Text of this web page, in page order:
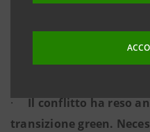
La provincia di
vocazione industriale,
mercati internazionali,
·Il conflitto ha reso
transizione green.